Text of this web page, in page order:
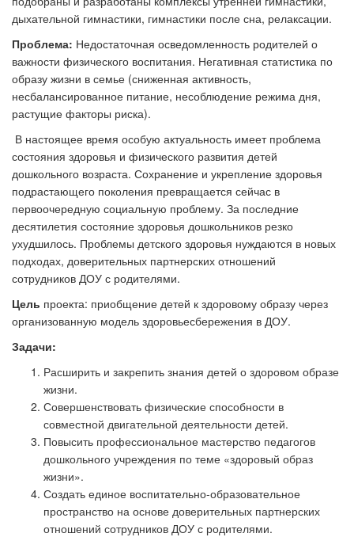
дыхательной гимнастики, гимнастики после сна, релаксации.
Проблема: Недостаточная осведомленность родителей о
важности физического воспитания. Негативная статистика по
образу жизни в семье (сниженная активность,
несбалансированное питание, несоблюдение режима дня,
растущие факторы риска).
В настоящее время особую актуальность имеет проблема
состояния здоровья и физического развития детей
дошкольного возраста. Сохранение и укрепление здоровья
подрастающего поколения превращается сейчас в
первоочередную социальную проблему. За последние
десятилетия состояние здоровья дошкольников резко
ухудшилось. Проблемы детского здоровья нуждаются в новых
подходах, доверительных партнерских отношений
сотрудников ДОУ с родителями.
Цель проекта: приобщение детей к здоровому образу через
организованную модель здоровьесбережения в ДОУ.
Задачи:
Расширить и закрепить знания детей о здоровом образе
жизни.
Совершенствовать физические способности в
совместной двигательной деятельности детей.
Повысить профессиональное мастерство педагогов
дошкольного учреждения по теме «здоровый образ
жизни».
Создать единое воспитательно-образовательное
пространство на основе доверительных партнерских
отношений сотрудников ДОУ с родителями.